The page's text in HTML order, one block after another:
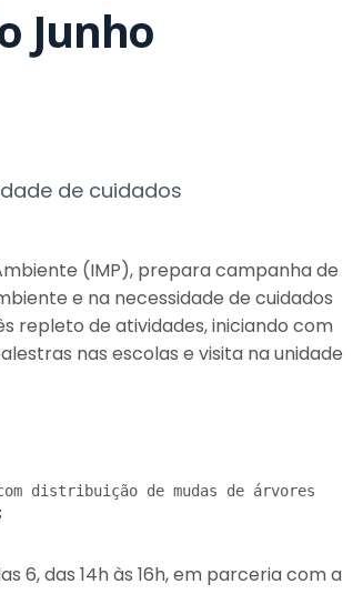
Junho
de cuidados
(IMP), prepara campanha de
e na necessidade de cuidados
repleto de atividades, iniciando com
nas escolas e visita na unidade
distribuição de mudas de árvores
6, das 14h às 16h, em parceria com a